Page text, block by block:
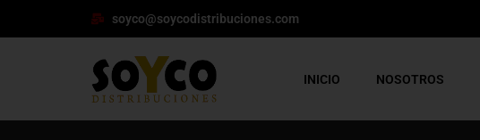
soyco@soycodistribuciones.com
INICIO NOSOTROS